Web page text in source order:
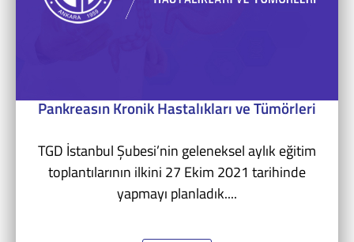
Pankreasın Kronik Hastalıkları ve Tümörleri
TGD İstanbul Şubesi’nin geleneksel aylık eğitim
toplantılarının ilkini 27 Ekim 2021 tarihinde
yapmayı planladık....